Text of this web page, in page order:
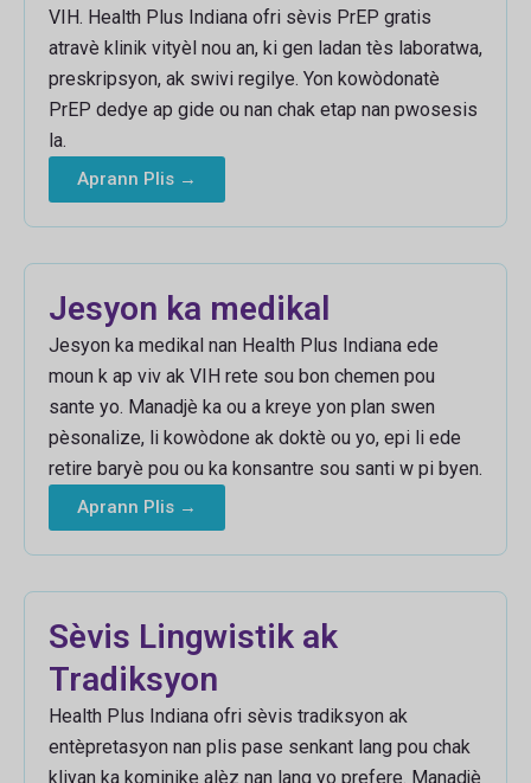
VIH. Health Plus Indiana ofri sèvis PrEP gratis
atravè klinik vityèl nou an, ki gen ladan tès laboratwa,
preskripsyon, ak swivi regilye. Yon kowòdonatè
PrEP dedye ap gide ou nan chak etap nan pwosesis
la.
Aprann Plis →
Jesyon ka medikal
Jesyon ka medikal nan Health Plus Indiana ede
moun k ap viv ak VIH rete sou bon chemen pou
sante yo. Manadjè ka ou a kreye yon plan swen
pèsonalize, li kowòdone ak doktè ou yo, epi li ede
retire baryè pou ou ka konsantre sou santi w pi byen.
Aprann Plis →
Sèvis Lingwistik ak
Tradiksyon
Health Plus Indiana ofri sèvis tradiksyon ak
entèpretasyon nan plis pase senkant lang pou chak
kliyan ka kominike alèz nan lang yo prefere. Manadjè